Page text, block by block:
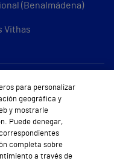
(Benalmádena)
Vithas
para personalizar
geográfica y
y mostrarle
Puede denegar,
completa sobre
a través de